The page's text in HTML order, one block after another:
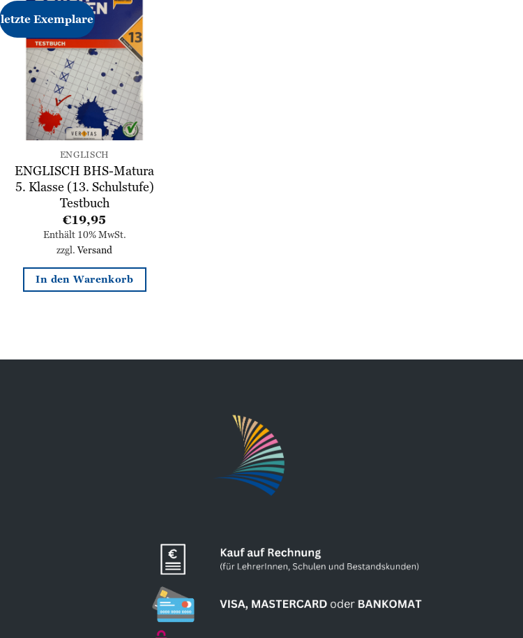
letzte Exemplare
Zur
Wunschliste
hinzufügen
ENGLISCH
ENGLISCH BHS-Matura
5. Klasse (13. Schulstufe)
Testbuch
€19,95
Enthält 10% MwSt.
zzgl.Versand
In den Warenkorb